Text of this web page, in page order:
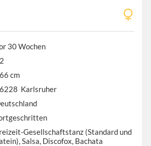
30 Wochen
cm
Karlsruher
Gesellschaftstanz (Standard und
Salsa, Discofox, Bachata